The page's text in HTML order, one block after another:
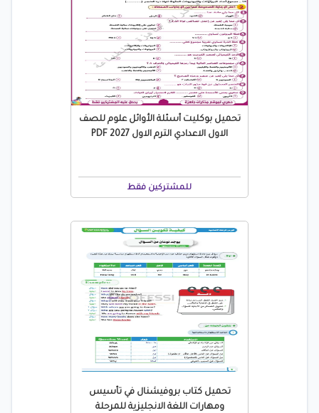
تحميل بوكليت أسئلة الأوائل علوم للصف
الاول الاعدادي الترم الاول 2027 PDF
للمشتركين فقط
تحميل كتاب بروفيشنال في تأسيس
ومهارات اللغة الانجليزية للمرحلة